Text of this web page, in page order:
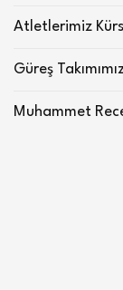
Atletlerimiz
Güreş
Muhammet